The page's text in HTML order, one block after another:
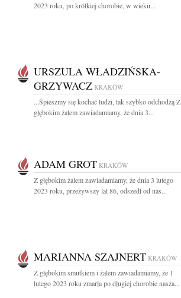
2023 roku, po krótkiej chorobie, w wieku...
URSZULA WŁADZIŃSKA-
GRZYWACZ KRAKÓW
...Śpieszmy się kochać ludzi, tak szybko odchodzą Z
głębokim żalem zawiadamiamy, że dnia 3...
ADAM GROT KRAKÓW
Z głębokim żalem zawiadamiamy, że dnia 3 lutego
2023 roku, przeżywszy lat 86, odszedł od nas...
MARIANNA SZAJNERT KRAKÓW
Z głębokim smutkiem i żalem zawiadamiamy, że 1
lutego 2023 roku zmarła po długiej chorobie nasza...